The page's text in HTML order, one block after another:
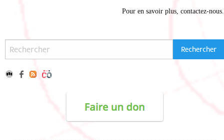
Pour en savoir plus, contactez-nous